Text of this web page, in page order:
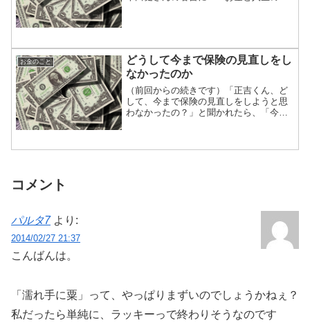
お金のこと
どうして今まで保険の見直しをし
なかったのか
（前回からの続きです）「正吉くん、ど
して、今まで保険の見直しをしようと思
わなかったの？」と聞かれたら、「今の
コメント
パルタ7 より:
2014/02/27 21:37
こんばんは。
「濡れ手に粟」って、やっぱりまずいのでしょうかねぇ？
私だったら単純に、ラッキーっで終わりそうなのです